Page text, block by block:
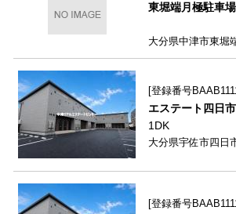
東堀端月極駐車
大分県中津市東堀
登録番号
エステート四日
1DK
大分県宇佐市四日
登録番号